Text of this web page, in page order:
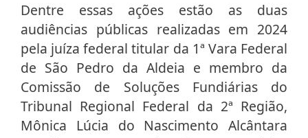
Dentre essas ações estão as duas
audiências públicas realizadas em 2024
pela juíza federal titular da 1ª Vara Federal
de São Pedro da Aldeia e membro da
Comissão de Soluções Fundiárias do
Tribunal Regional Federal da 2ª Região,
Mônica Lúcia do Nascimento Alcântara